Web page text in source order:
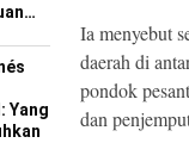
Yang
Ia menyebut
daerah di
pondok
dan